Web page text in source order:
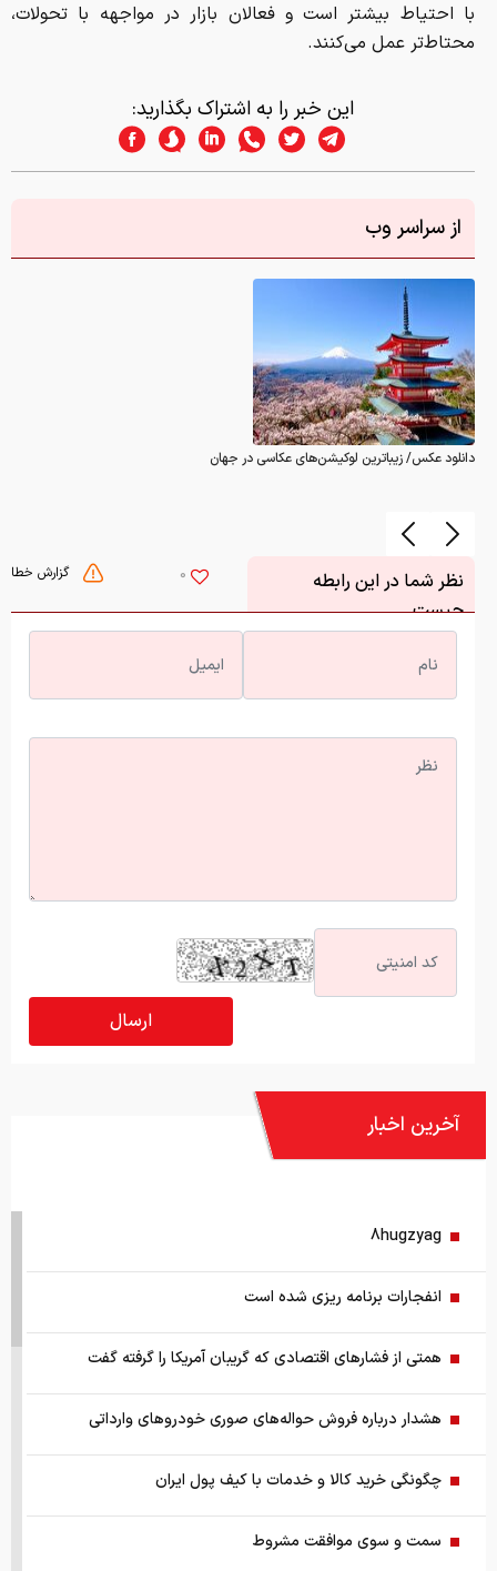
با احتیاط بیشتر است و فعالان بازار در مواجهه با تحولات،
محتاط‌تر عمل می‌کنند.
این خبر را به اشتراک بگذارید:
از سراسر وب
دانلود عکس/ زیباترین لوکیشن‌های عکاسی در جهان
گزارش خطا 0
نظر شما در این رابطه
چیست
آخرین اخبار
8hugzyag
انفجارات برنامه ریزی شده است
همتی از فشارهای اقتصادی که گریبان آمریکا را گرفته گفت
هشدار درباره فروش حواله‌های صوری خودروهای وارداتی
چگونگی خرید کالا و خدمات با کیف پول ایران
سمت و سوی موافقت مشروط